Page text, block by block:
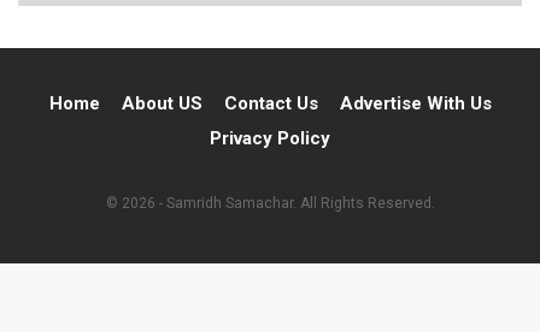
Home About US Contact Us
Advertise With Us
Privacy Policy
© 2026 - Samridh Samachar. All Rights Reserved.